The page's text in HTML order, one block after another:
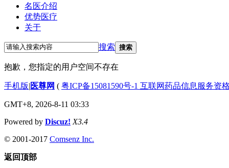
名医介绍
优势医疗
关于
搜索 搜索
抱歉，您指定的用户空间不存在
手机版| 医尊网 ( 粤ICP备15081590号-1 互联网药品信息服务资
GMT+8, 2026-8-11 03:33
Powered by Discuz! X3.4
© 2001-2017 Comsenz Inc.
返回顶部